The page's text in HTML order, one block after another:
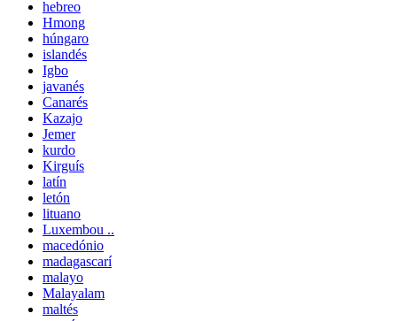
hebreo
Hmong
húngaro
islandés
Igbo
javanés
Canarés
Kazajo
Jemer
kurdo
Kirguís
latín
letón
lituano
Luxembou ..
macedónio
madagascarí
malayo
Malayalam
maltés